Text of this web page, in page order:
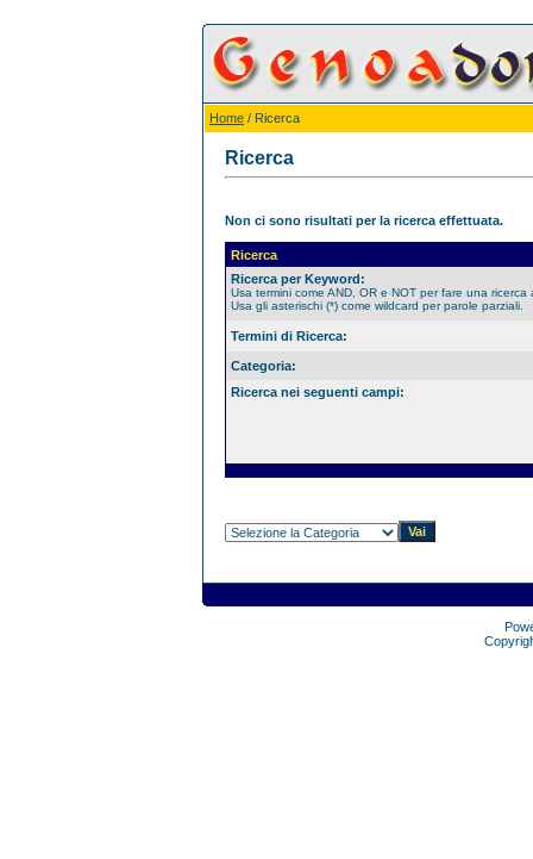
Home / Ricerca
Ricerca
Non ci sono risultati per la ricerca effettuata.
Ricerca
Ricerca per Keyword:
Usa termini come AND, OR e NOT per fare una ricerca
Usa gli asterischi (*) come wildcard per parole parziali.
Termini di Ricerca:
Categoria:
Ricerca nei seguenti campi: